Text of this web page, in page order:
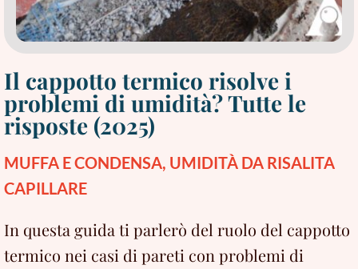
Il cappotto termico risolve i
problemi di umidità? Tutte le
risposte (2025)
MUFFA E CONDENSA, UMIDITÀ DA RISALITA
CAPILLARE
In questa guida ti parlerò del ruolo del cappotto
termico nei casi di pareti con problemi di